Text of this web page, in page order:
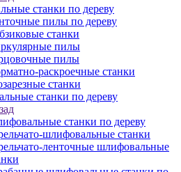
станки по дереву
пилы по дереву
станки
пилы
пилы
раскроечные станки
станки
станки по дереву
станки по дереву
шлифовальные станки
ленточные шлифовальные